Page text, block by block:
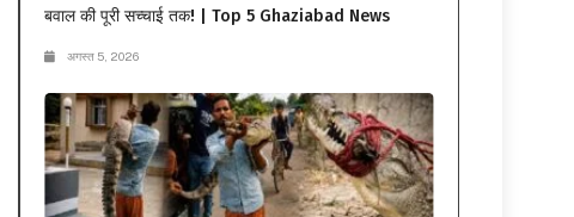
बवाल की पूरी सच्चाई तक! | Top 5 Ghaziabad News
अगस्त 5, 2026